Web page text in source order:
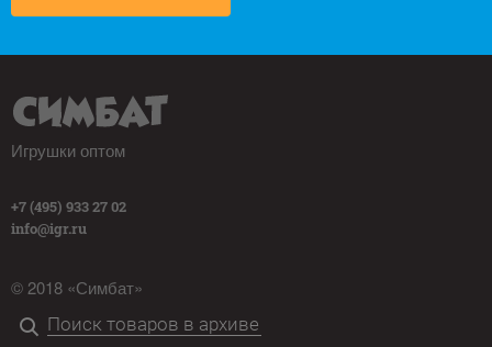
Игрушки оптом
+7 (495) 933 27 02
info@igr.ru
© 2018 «Симбат»